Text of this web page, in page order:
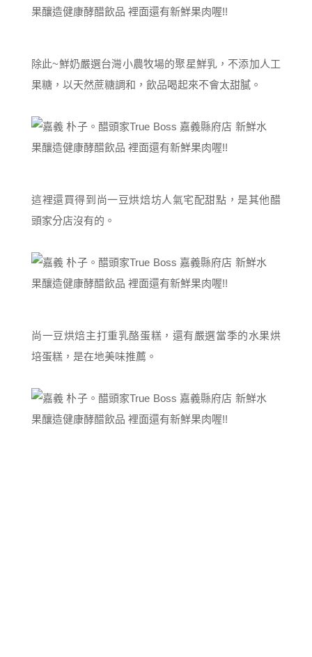
除此~鮮奶嚴選台灣小農牧場的聚星鮮乳，不添加人工
果糖，以天然蔗糖調和，飲品喝起來不會太甜膩。
這裡還買得到尚一豆烘焙坊人氣宅配甜點，是其他醋
頭家分店沒有的。
尚一豆烘焙主打重乳酪蛋糕，還有嚴選當季的水果烘
培蛋糕，是在地美味推薦。